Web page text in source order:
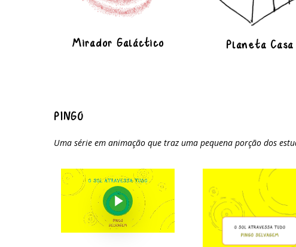
Mirador Galáctico Planeta Casa
PINGO
Uma série em animação que traz uma pequena porção dos
Play Video